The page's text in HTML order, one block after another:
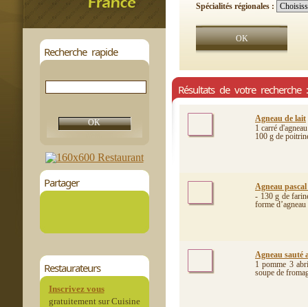
Recherche rapide
Partager
Restaurateurs
Inscrivez vous
gratuitement sur Cuisine
Spécialités régionales :
Résultats de votre
Agneau de lait
1 carré
100 g de
Agneau
- 130 g de
forme
Agneau sauté
1 pomme 3
soupe de